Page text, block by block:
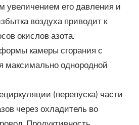
увеличением его давления и
воздуха приводит к
окислов азота.
камеры сгорания с
максимально однородной
(перепуска) части
через охладитель во